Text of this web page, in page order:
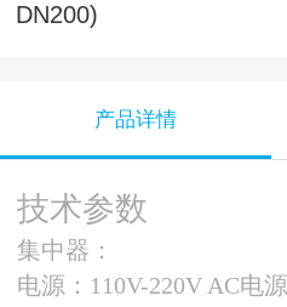
DN200)
产品详情
技术参数
集中器：
电源： 110V-220V AC电源